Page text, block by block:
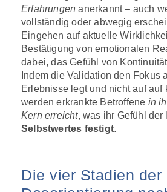
Erfahrungen anerkannt – auch
vollständig oder abwegig
Eingehen auf aktuelle
Bestätigung von emotionalen
dabei, das Gefühl von
Indem die Validation den Fokus
Erlebnisse legt und nicht auf auf
werden erkrankte Betroffene in
Kern erreicht, was ihr Gefühl der
Selbstwertes festigt.
Die vier Stadien der